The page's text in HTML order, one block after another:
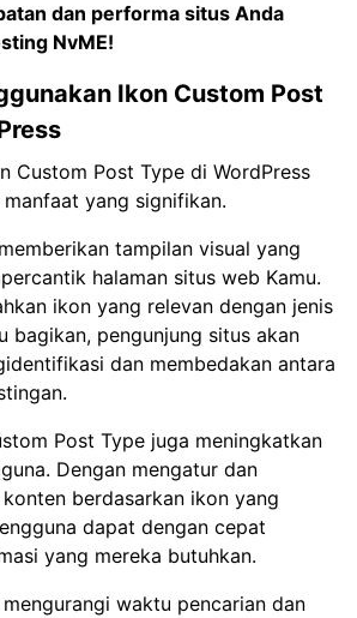
dan performa situs Anda
NvME!
Ikon Custom Post
Custom Post Type di WordPress
yang signifikan.
tampilan visual yang
halaman situs web Kamu.
ikon yang relevan dengan jenis
bagikan, pengunjung situs akan
dan membedakan antara
Post Type juga meningkatkan
Dengan mengatur dan
berdasarkan ikon yang
dapat dengan cepat
yang mereka butuhkan.
waktu pencarian dan